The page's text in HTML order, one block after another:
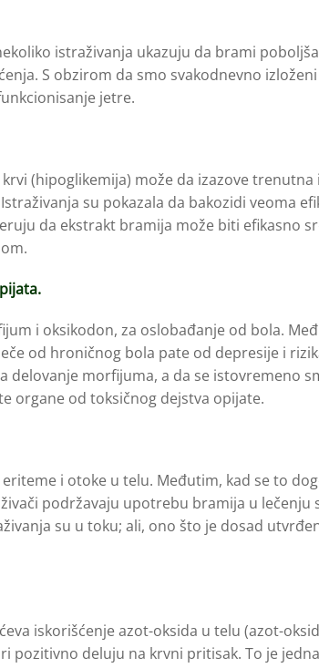
istraživanja ukazuju da brami
S obzirom da smo svakodnevno
jetre.
(hipoglikemija) može da izazove
su pokazala da bakozidi veoma
da ekstrakt bramija može biti efikasno
i oksikodon, za oslobađanje od bola.
od hroničnog bola pate od depresije i
delovanje morfijuma, a da se istovremeno
organe od toksičnog dejstva opijate.
i otoke u telu. Međutim, kad se to
podržavaju upotrebu bramija u lečenju
su u toku; ali, ono što je dosad
iskorišćenje azot-oksida u telu (azot-
pozitivno deluju na krvni pritisak. To je